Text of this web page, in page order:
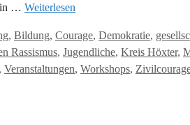
… Weiterlesen
, Bildung, Courage, Demokratie,
Rassismus, Jugendliche, Kreis Höxter,
, Veranstaltungen, Workshops,